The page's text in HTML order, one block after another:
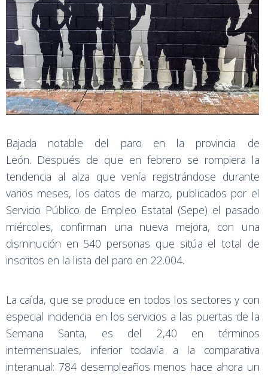
Bajada notable del paro en la provincia de
León. Después de que en febrero se rompiera la
tendencia al alza que venía registrándose durante
varios meses, los datos de marzo, publicados por el
Servicio Público de Empleo Estatal (Sepe) el pasado
miércoles, confirman una nueva mejora, con una
disminución en 540 personas que sitúa el total de
inscritos en la lista del paro en 22.004.
La caída, que se produce en todos los sectores y con
especial incidencia en los servicios a las puertas de la
Semana Santa, es del 2,40 en términos
intermensuales, inferior todavía a la comparativa
interanual: 784 desempleaños menos hace ahora un